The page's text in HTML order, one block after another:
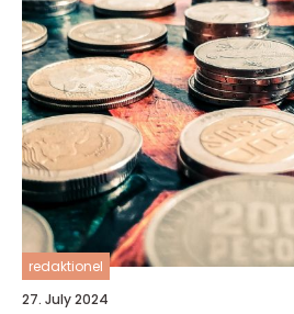
redaktionel
27. July 2024